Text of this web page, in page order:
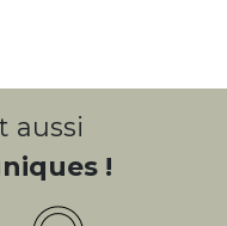
aussi
!